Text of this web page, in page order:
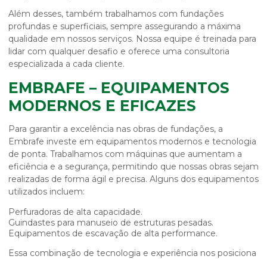
Além desses, também trabalhamos com fundações
profundas e superficiais, sempre assegurando a máxima
qualidade em nossos serviços. Nossa equipe é treinada para
lidar com qualquer desafio e oferece uma consultoria
especializada a cada cliente.
EMBRAFE – EQUIPAMENTOS
MODERNOS E EFICAZES
Para garantir a excelência nas obras de fundações, a
Embrafe investe em equipamentos modernos e tecnologia
de ponta. Trabalhamos com máquinas que aumentam a
eficiência e a segurança, permitindo que nossas obras sejam
realizadas de forma ágil e precisa. Alguns dos equipamentos
utilizados incluem:
Perfuradoras de alta capacidade.
Guindastes para manuseio de estruturas pesadas.
Equipamentos de escavação de alta performance.
Essa combinação de tecnologia e experiência nos posiciona